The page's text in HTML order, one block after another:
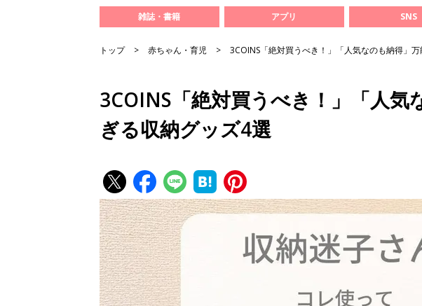
雑誌・書籍 アプリ SNS
トップ 赤ちゃん・育児 3COINS「絶対買うべき！」「人気なのも納得」
3COINS「絶対買うべき！」「人気
ぎる収納グッズ4選